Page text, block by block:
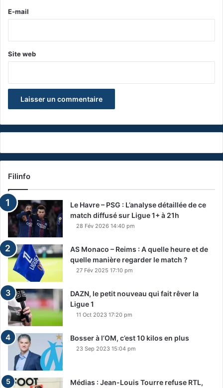
e
E-mail
Site web
Filinfo
Le Havre – PSG : L’analyse détaillée de ce
match diffusé sur Ligue 1+ à 21h
28 Fév 2026 14:40 pm
AS Monaco – Reims : A quelle heure et de
quelle manière regarder le match ?
27 Fév 2025 17:10 pm
DAZN, le petit nouveau qui fait rêver la
Ligue 1
11 Oct 2023 17:20 pm
Bosser à l’OM, c’est 10 kilos en plus
23 Sep 2023 15:04 pm
Médias : Jean-Louis Tourre refuse RTL,